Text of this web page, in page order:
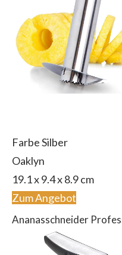
Farbe Silber
Oaklyn
19.1 x 9.4 x 8.9 cm
Zum Angebot
Ananasschneider